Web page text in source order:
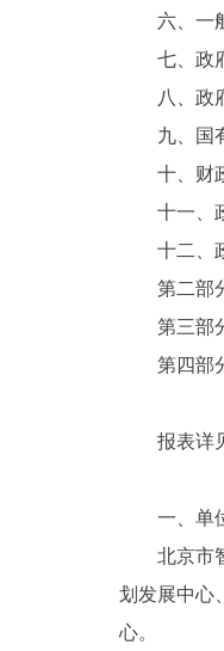
六、一般
七、政府
八、政府
九、国有
十、财政
十一、政
十二、政
第二部分
第三部分
第四部分
报表详见
一、单
北京市智
划发展中心
心。